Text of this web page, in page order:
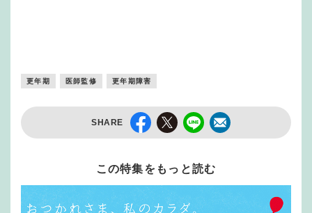
更年期 医師監修 更年期障害
SHARE
この特集をもっと読む